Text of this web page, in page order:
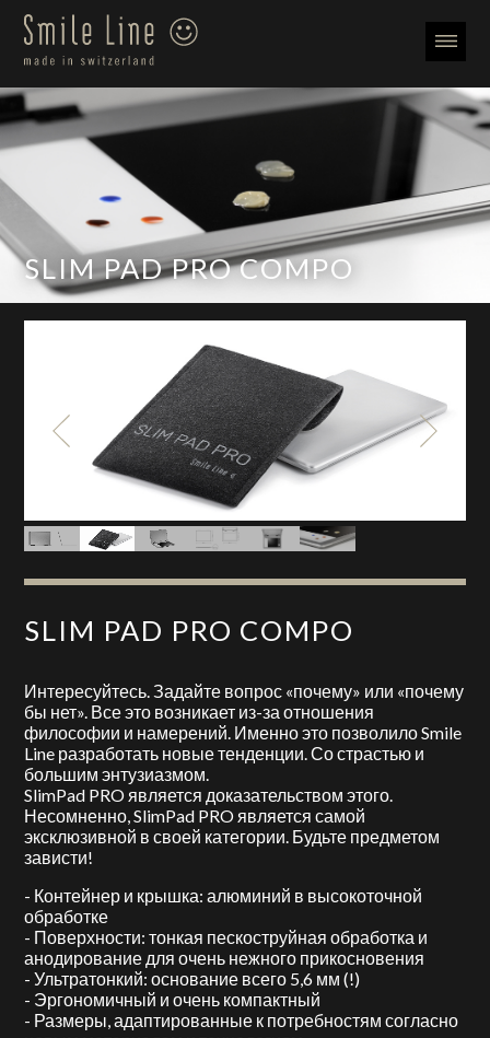
SLIM PAD PRO COMPO
SLIM PAD PRO COMPO
Интересуйтесь. Задайте вопрос «почему» или «почему
бы нет». Все это возникает из-за отношения
философии и намерений. Именно это позволило Smile
Line разработать новые тенденции. Со страстью и
большим энтузиазмом.
SlimPad PRO является доказательством этого.
Несомненно, SlimPad PRO является самой
эксклюзивной в своей категории. Будьте предметом
зависти!
- Контейнер и крышка: алюминий в высокоточной
обработке
- Поверхности: тонкая пескоструйная обработка и
анодирование для очень нежного прикосновения
- Ультратонкий: основание всего 5,6 мм (!)
- Эргономичный и очень компактный
- Размеры, адаптированные к потребностям согласно